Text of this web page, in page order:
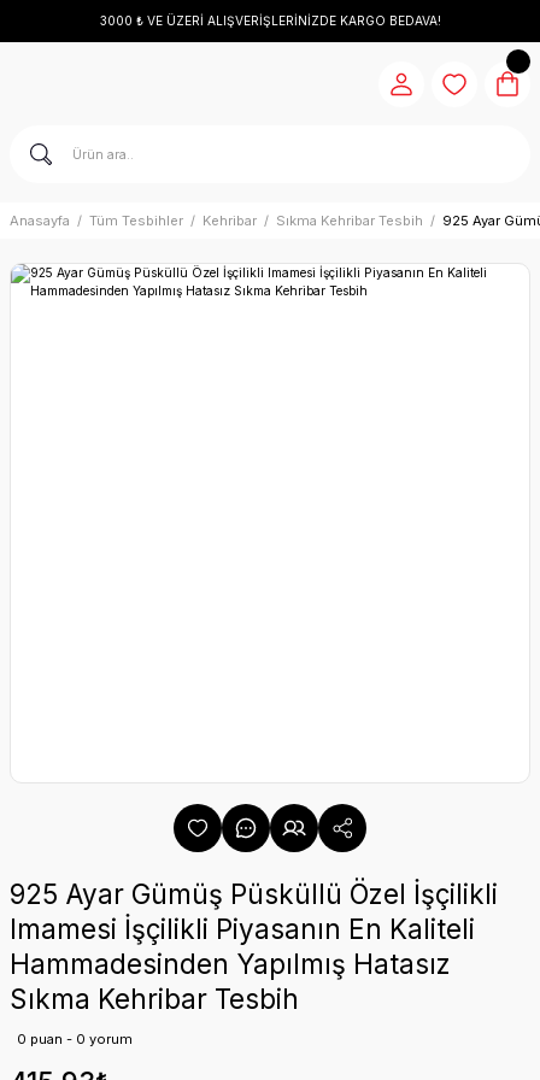
3000 ₺ VE ÜZERİ ALIŞVERİŞLERİNİZDE KARGO BEDAVA!
Anasayfa Tüm Tesbihler Kehribar Sıkma Kehribar Tesbih 925 Ayar
925 Ayar Gümüş Püsküllü Özel İşçilikli
Imamesi İşçilikli Piyasanın En Kaliteli
Hammadesinden Yapılmış Hatasız
Sıkma Kehribar Tesbih
0 puan - 0 yorum